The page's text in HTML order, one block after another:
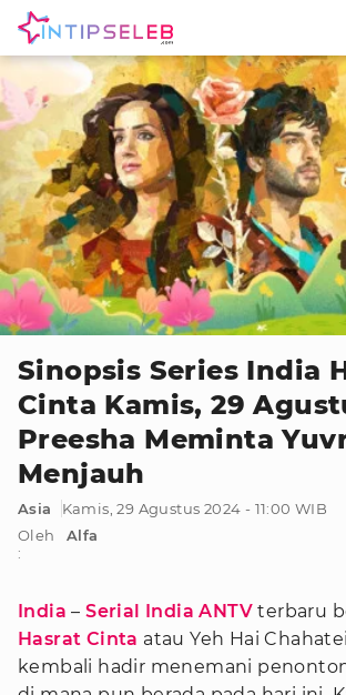
Sinopsis Series India
Cinta Kamis, 29
Preesha Meminta
Menjauh
Asia
Kamis, 29 Agustus 2024 - 11:00 WIB
Oleh
:
Alfa
India –Serial India ANTV terbaru
Hasrat Cinta atau Yeh Hai
kembali hadir menemani